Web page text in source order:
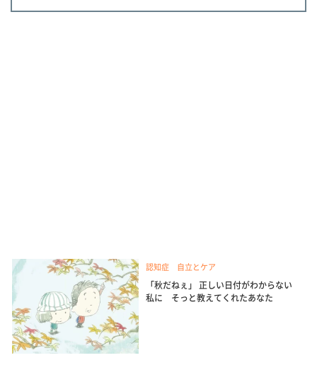
認知症 自立とケア
「秋だねぇ」 正しい日付がわからない
私に そっと教えてくれたあなた